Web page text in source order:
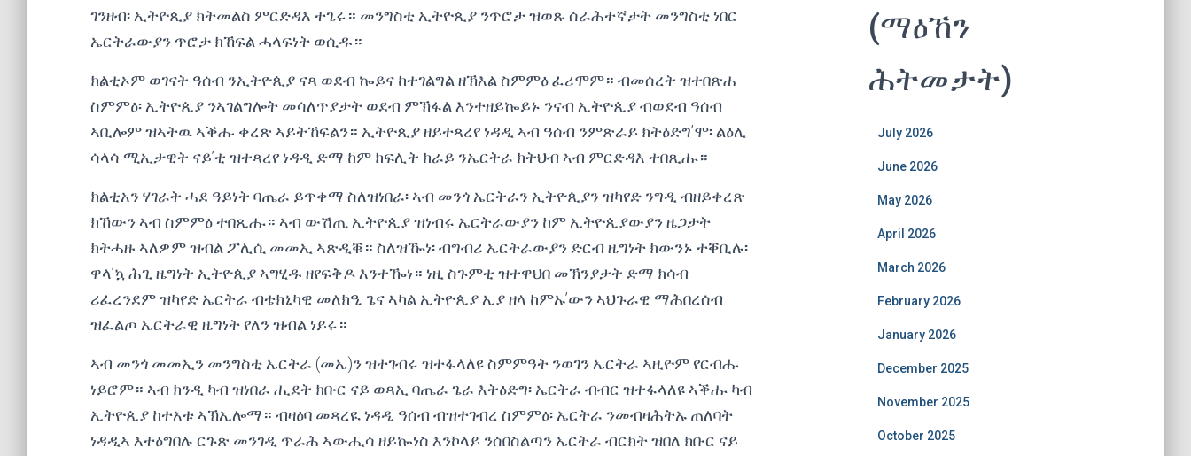
ገንዘብ፡ ኢትዮጲያ ክትመልስ ምርድዳእ ተጌሩ። መንግስቲ ኢትዮጲያ ንጥሮታ ዝወጹ ሰራሕተኛታት መንግስቲ ነበር
ኤርትራውያን ጥሮታ ክኸፍል ሓላፍነት ወሲዱ።
ክልቲኦም ወገናት ዓሰብ ንኢትዮጲያ ናጻ ወደብ ኰይና ከተገልግል ዘኽእል ስምምዕ ፈሪሞም። ብመሰረት ዝተበጽሐ
ስምምዕ፡ ኢትዮጲያ ንኣገልግሎት መሳለጥያታት ወደብ ምኽፋል እንተዘይኰይኑ ንናብ ኢትዮጲያ ብወደብ ዓሰብ
ኣቢሎም ዝኣትዉ ኣቕሑ ቀረጽ ኣይትኸፍልን። ኢትዮጲያ ዘይተጻረየ ነዳዲ ኣብ ዓሰብ ንምጽራይ ክትዕድግ’ሞ፡ ልዕሊ
ሳላሳ ሚኢታዊት ናይ’ቲ ዝተጻረየ ነዳዲ ድማ ከም ክፍሊት ክራይ ንኤርትራ ክትህብ ኣብ ምርድዳእ ተበጺሑ።
ክልቲአን ሃገራት ሓደ ዓይነት ባጤራ ይጥቀማ ስለዝነበራ፡ ኣብ መንጎ ኤርትራን ኢትዮጲያን ዝካየድ ንግዲ ብዘይቀረጽ
ክኸውን ኣብ ስምምዕ ተበጺሑ። ኣብ ውሽጢ ኢትዮጲያ ዝነብሩ ኤርትራውያን ከም ኢትዮጲያውያን ዜጋታት
ክትሓዙ ኣለዎም ዝብል ፖሊሲ መመኢ ኣጽዲቑ። ስለዝዀነ፡ ብግብሪ ኤርትራውያን ድርብ ዜግነት ክውንኑ ተቐቢሉ፡
ዋላ’ኳ ሕጊ ዜግነት ኢትዮጲያ ኣግሂዱ ዘየፍቅዶ እንተዀነ። ነዚ ስጉምቲ ዝተዋህበ መኽንያታት ድማ ክሳብ
ሪፈረንደም ዝካየድ ኤርትራ ብቴክኒካዊ መለክዒ ጌና ኣካል ኢትዮጲያ ኢያ ዘላ ከምኡ’ውን ኣህጉራዊ ማሕበረሰብ
ዝፈልጦ ኤርትራዊ ዜግነት የለን ዝብል ነይሩ።
ኣብ መንጎ መመኢን መንግስቲ ኤርትራ (መኤ)ን ዝተገብሩ ዝተፋላለዩ ስምምዓት ንወገን ኤርትራ ኣዚዮም የርብሑ
ነይሮም። ኣብ ክንዲ ካብ ዝነበራ ሒደት ክቡር ናይ ወጻኢ ባጤራ ጌራ እትዕድግ፡ ኤርትራ ብብር ዝተፋላለዩ ኣቕሑ ካብ
ኢትዮጲያ ከተአቱ ኣኽኢሎማ። ብዛዕባ መጻረዪ ነዳዲ ዓሰብ ብዝተገብረ ስምምዕ፡ ኤርትራ ንመብዛሕትኡ ጠለባት
ነዳዲኣ እተዕግበሉ ርጉጽ መንገዲ ጥራሕ ኣውሒሳ ዘይኰነስ እንኮላይ ንሰበስልጣን ኤርትራ ብርክት ዝበለ ክቡር ናይ
(ማዕኸን
ሕትመታት)
July 2026
June 2026
May 2026
April 2026
March 2026
February 2026
January 2026
December 2025
November 2025
October 2025